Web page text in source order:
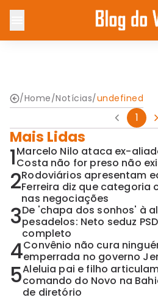
/Home/Notícias/undefined
1
Mais Lidas
1Marcelo Nilo ataca ex-
Costa não for preso não
2Rodoviários apresentam
Ferreira diz que categoria
nas negociações
3De 'chapa dos sonhos' à
pesadelos: Neto seduz
completo
4Convênio não cura
emperrada no governo
5Aleluia pai e filho
comando do Novo na
de diretório